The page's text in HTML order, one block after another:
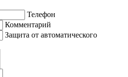
Телефон
Комментарий
Защита от автоматического